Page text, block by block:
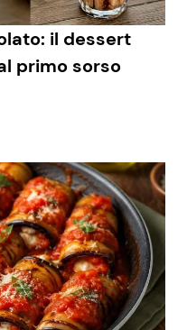
il dessert
primo sorso